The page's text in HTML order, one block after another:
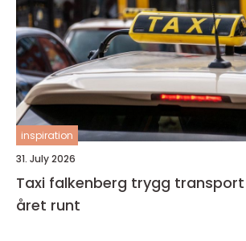
inspiration
31. July 2026
Taxi falkenberg trygg transport längs kusten
året runt